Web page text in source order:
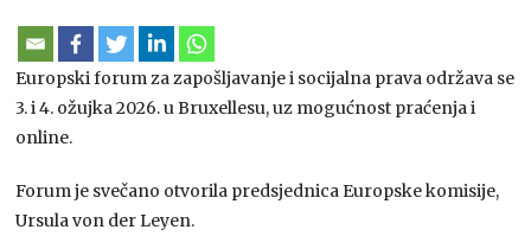
Europski forum za zapošljavanje i socijalna prava održava se
3. i 4. ožujka 2026. u Bruxellesu, uz mogućnost praćenja i
online.
Forum je svečano otvorila predsjednica Europske komisije,
Ursula von der Leyen.